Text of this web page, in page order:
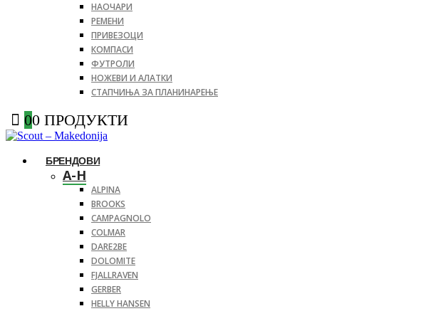
НАОЧАРИ
РЕМЕНИ
ПРИВЕЗОЦИ
КОМПАСИ
ФУТРОЛИ
НОЖЕВИ И АЛАТКИ
СТАПЧИЊА ЗА ПЛАНИНАРЕЊЕ
00 ПРОДУКТИ
БРЕНДОВИ
A-H
ALPINA
BROOKS
CAMPAGNOLO
COLMAR
DARE2BE
DOLOMITE
FJALLRAVEN
GERBER
HELLY HANSEN